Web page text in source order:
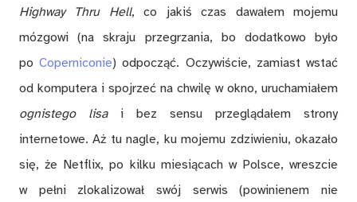
Highway Thru Hell, co jakiś czas dawałem mojemu
mózgowi (na skraju przegrzania, bo dodatkowo było
poCoperniconie) odpocząć. Oczywiście, zamiast wstać
od komputera i spojrzeć na chwilę w okno, uruchamiałem
ognistego lisai bez sensu przeglądałem strony
internetowe. Aż tu nagle, ku mojemu zdziwieniu, okazało
się, że Netflix, po kilku miesiącach w Polsce, wreszcie
w pełni zlokalizował swój serwis (powinienem nie